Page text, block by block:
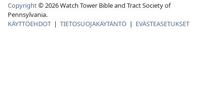
Copyright© 2026 Watch Tower Bible and Tract Society of
Pennsylvania.
KÄYTTÖEHDOT | TIETOSUOJAKÄYTÄNTÖ | EVÄSTEASETUKSET